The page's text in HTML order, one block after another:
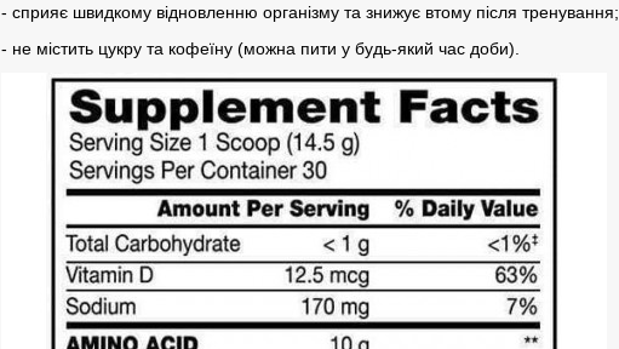
- сприяє швидкому відновленню організму та знижує втому після тренування;
- не містить цукру та кофеїну (можна пити у будь-який час доби).